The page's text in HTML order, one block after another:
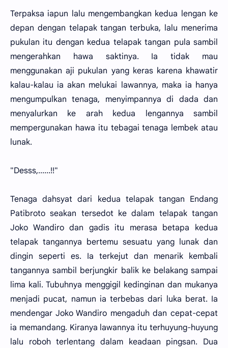
Terpaksa iapun lalu mengembangkan kedua lengan ke
depan dengan telapak tangan terbuka, lalu menerima
pukulan itu dengan kedua telapak tangan pula sambil
mengerahkan hawa saktinya. Ia tidak mau
menggunakan aji pukulan yang keras karena khawatir
kalau-kalau ia akan melukai lawannya, maka ia hanya
mengumpulkan tenaga, menyimpannya di dada dan
menyalurkan ke arah kedua lengannya sambil
mempergunakan hawa itu tebagai tenaga lembek atau
lunak.
"Desss,......!!"
Tenaga dahsyat dari kedua telapak tangan Endang
Patibroto seakan tersedot ke dalam telapak tangan
Joko Wandiro dan gadis itu merasa betapa kedua
telapak tangannya bertemu sesuatu yang lunak dan
dingin seperti es. Ia terkejut dan menarik kembali
tangannya sambil berjungkir balik ke belakang sampai
lima kali. Tubuhnya menggigil kedinginan dan mukanya
menjadi pucat, namun ia terbebas dari luka berat. Ia
mendengar Joko Wandiro mengaduh dan cepat-cepat
ia memandang. Kiranya lawannya itu terhuyung-huyung
lalu roboh terlentang dalam keadaan pingsan. Dua